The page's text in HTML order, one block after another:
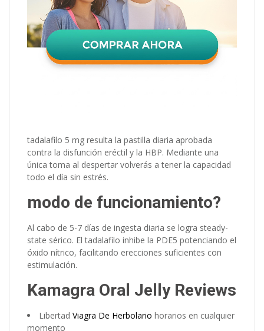
tadalafilo 5 mg resulta la pastilla diaria aprobada
contra la disfunción eréctil y la HBP. Mediante una
única toma al despertar volverás a tener la capacidad
todo el día sin estrés.
modo de funcionamiento?
Al cabo de 5-7 días de ingesta diaria se logra steady-
state sérico. El tadalafilo inhibe la PDE5 potenciando el
óxido nítrico, facilitando erecciones suficientes con
estimulación.
Kamagra Oral Jelly Reviews
Libertad Viagra De Herbolario horarios en cualquier
momento